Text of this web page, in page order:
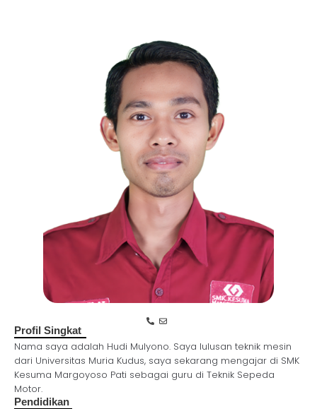
Profil Singkat
Nama saya adalah Hudi Mulyono. Saya lulusan teknik mesin
dari Universitas Muria Kudus, saya sekarang mengajar di SMK
Kesuma Margoyoso Pati sebagai guru di Teknik Sepeda
Motor.
Pendidikan